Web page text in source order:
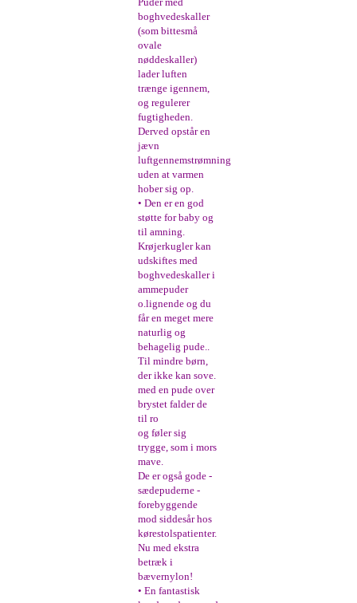
boghvedeskaller
(som bittesmå
ovale
nøddeskaller)
lader luften
trænge igennem,
og regulerer
fugtigheden.
Derved opstår en
jævn
luftgennemstrømning
uden at varmen
hober sig op.
• Den er en god
støtte for baby og
til amning.
Krøjerkugler kan
udskiftes med
boghvedeskaller i
ammepuder
o.lignende og du
får en meget mere
naturlig og
behagelig pude..
Til mindre børn,
der ikke kan sove.
med en pude over
brystet falder de
til ro
og føler sig
trygge, som i mors
mave.
De er også gode -
sædepuderne -
forebyggende
mod siddesår hos
kørestolspatienter.
Nu med ekstra
betræk i
bævernylon!
• En fantastisk